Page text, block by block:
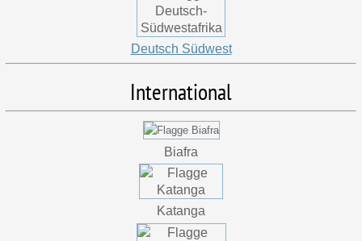
Deutsch Südwest
International
Biafra
Katanga